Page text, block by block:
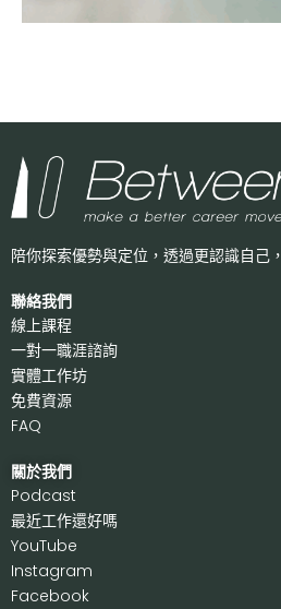
陪你探索優勢與定位，透過更認識自己，
聯絡我們
線上課程
一對一職涯諮詢
實體工作坊
免費資源
FAQ
關於我們
Podcast
最近工作還好嗎
YouTube
Instagram
Facebook